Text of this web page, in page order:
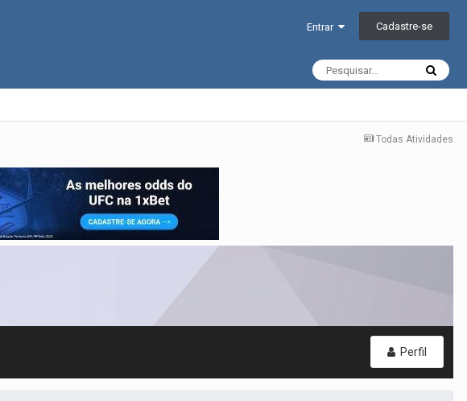
Entrar Cadastre-se
Todas Atividades
Perfil